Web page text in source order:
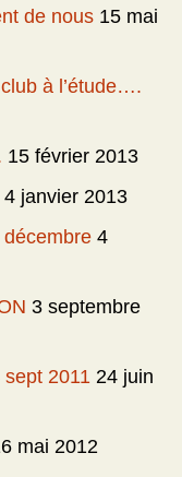
de nous 15 mai
à l’étude….
15 février 2013
4 janvier 2013
décembre 4
3 septembre
2011 24 juin
mai 2012